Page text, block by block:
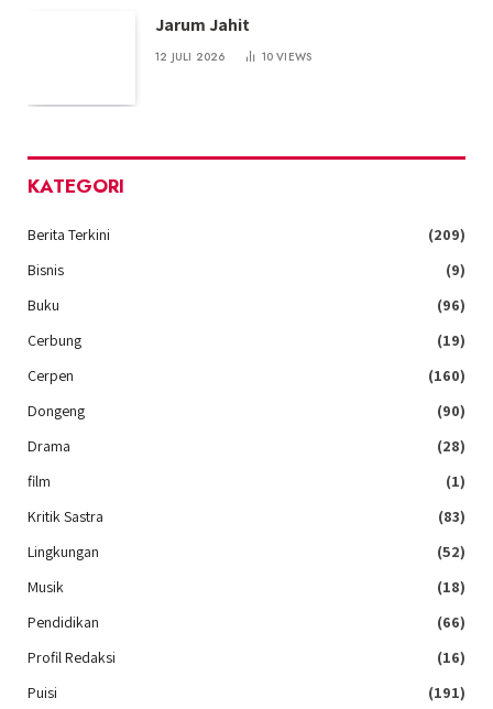
Jarum Jahit
12 JULI 2026 10VIEWS
KATEGORI
Berita Terkini
(209)
Bisnis
(9)
Buku
(96)
Cerbung
(19)
Cerpen
(160)
Dongeng
(90)
Drama
(28)
film
(1)
Kritik Sastra
(83)
Lingkungan
(52)
Musik
(18)
Pendidikan
(66)
Profil Redaksi
(16)
Puisi
(191)